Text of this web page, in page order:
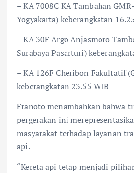
– KA 7008C KA Tambahan
Yogyakarta) keberangkatan
– KA 30F Argo Anjasmoro
Surabaya Pasarturi)
– KA 126F Cheribon Fakultatif
keberangkatan 23.55 WIB
Franoto menambahkan bahwa
pergerakan ini
masyarakat terhadap layanan
api.
“Kereta api tetap menjadi